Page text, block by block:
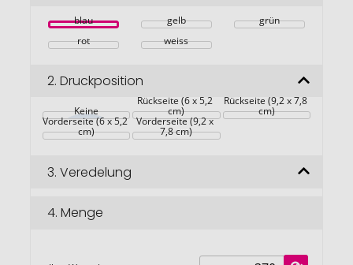
blau gelb
grün
rot
weiss
2. Druckposition
Keine
Rückseite (6 x 5,2
cm)
Rückseite (9,2 x 7,8
cm)
Vorderseite (6 x 5,2
cm)
Vorderseite (9,2 x
7,8 cm)
3. Veredelung
4. Menge